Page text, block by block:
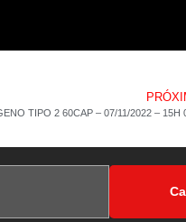
TIPO 2 60CAP – 07/11/2022 – 15H